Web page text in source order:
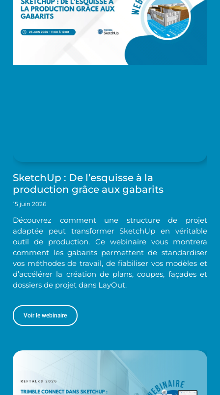
SketchUp : De l’esquisse à la
production grâce aux gabarits
15 juin 2026
Découvrez comment une structure de projet
adaptée peut transformer SketchUp en véritable
outil de production. Ce webinaire vous montrera
comment les gabarits permettent de standardiser
vos méthodes de travail, de fiabiliser vos modèles et
d’accélérer la création de plans, coupes, façades et
dossiers de projet dans LayOut.
Voir le webinaire